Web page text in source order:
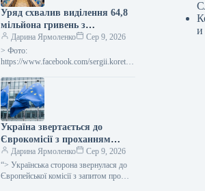
Уряд схвалив виділення 64,8
мільйона гривень з
державного бюджету для
відновлювальних робіт та
подолання наслідків війни.
Дарина Ярмоленко
Сер 9, 2026
> Фото:
https://www.facebook.com/sergii.koretsk
виділення коштів, запланованих у
державному бюджеті на 2026 рік для
фінансування регіональної політики,
з…
Україна звертається до
Єврокомісії з проханням
надати 220 мільйонів євро для
допомоги
сільськогосподарським
Дарина Ярмоленко
Сер 9, 2026
“> Українська сторона звернулася до
Європейської комісії з запитом про
и